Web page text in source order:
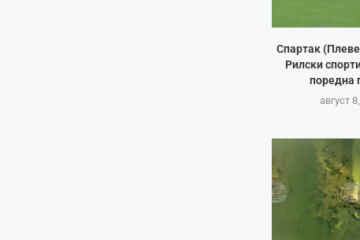
Спартак
Рилски
поредна
август